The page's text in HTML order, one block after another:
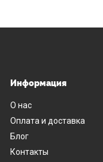
Информация
О нас
Оплата и доставка
Блог
Контакты